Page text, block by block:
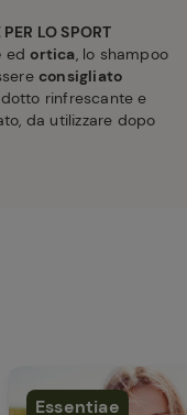
LO SPORT
edortica, lo shampoo
consigliato
rinfrescante e
da utilizzare dopo
Essentiae